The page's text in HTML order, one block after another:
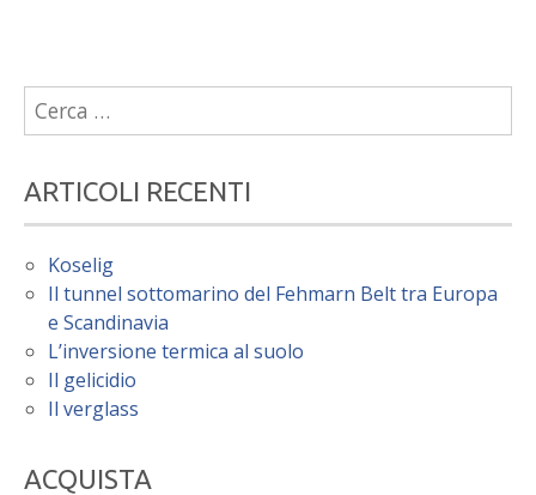
Ricerca
per:
ARTICOLI RECENTI
Koselig
Il tunnel sottomarino del Fehmarn Belt tra Europa
e Scandinavia
L’inversione termica al suolo
Il gelicidio
Il verglass
ACQUISTA